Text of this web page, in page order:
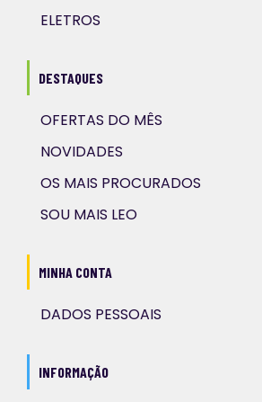
ELETROS
DESTAQUES
OFERTAS DO MÊS
NOVIDADES
OS MAIS PROCURADOS
SOU MAIS LEO
MINHA CONTA
DADOS PESSOAIS
INFORMAÇÃO